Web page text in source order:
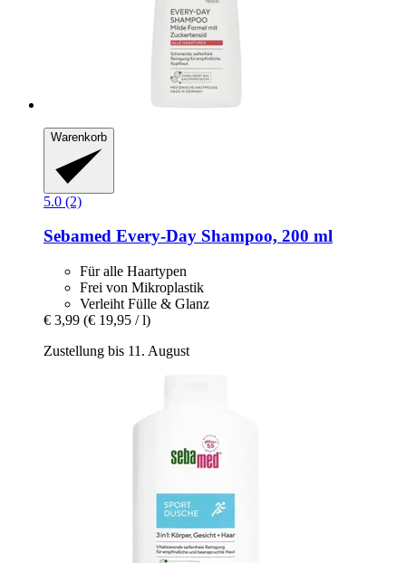
Warenkorb
5.0 (2)
Sebamed Every-​Day Shampoo, 200 ml
Für alle Haartypen
Frei von Mikroplastik
Verleiht Fülle & Glanz
€ 3,99 (€ 19,95 / l)
Zustellung bis 11. August